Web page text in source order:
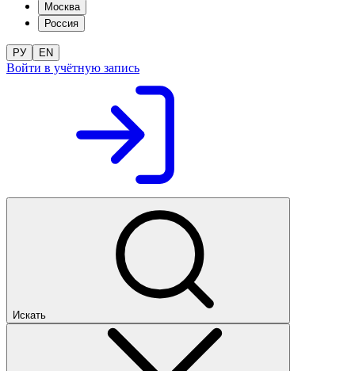
Москва
Россия
РУ EN
Войти в учётную запись
Искать